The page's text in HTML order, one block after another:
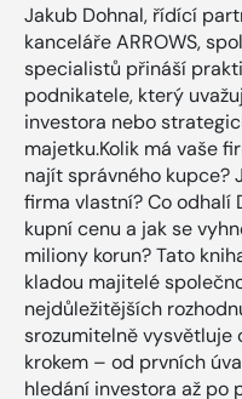
Jakub Dohnal, řídící
kanceláře ARROWS,
specialistů přináší
podnikatele, který
investora nebo
majetku.Kolik má vaše
najít správného kupce?
firma vlastní? Co odhalí
kupní cenu a jak se
miliony korun? Tato
kladou majitelé
nejdůležitějších
srozumitelně vysvětluje
krokem – od prvních
hledání investora až po